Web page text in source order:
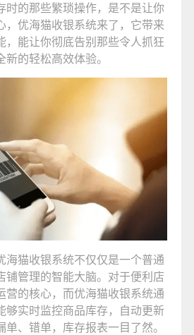
时的那些繁琐操作，是不是让你
，优海猫收银系统来了，它带来
，能让你彻底告别那些令人抓狂
的轻松高效体验。
海猫收银系统不仅仅是一个普通
铺管理的智能大脑。对于便利店
营的核心，而优海猫收银系统通
够实时监控商品库存，自动更新
、错单，库存报表一目了然。